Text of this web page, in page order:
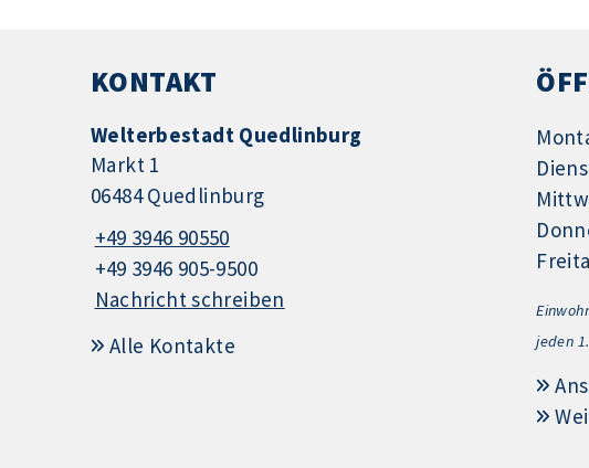
KONTAKT
Welterbestadt Quedlinburg
Markt 1
06484 Quedlinburg
+49 3946 90550
+49 3946 905-9500
Nachricht schreiben
Alle Kontakte
jeden 1.